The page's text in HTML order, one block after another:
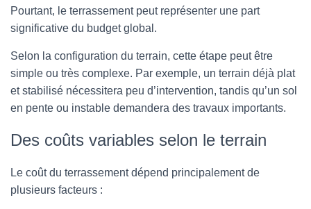
Pourtant, le terrassement peut représenter une part
significative du budget global.
Selon la configuration du terrain, cette étape peut être
simple ou très complexe. Par exemple, un terrain déjà plat
et stabilisé nécessitera peu d’intervention, tandis qu’un sol
en pente ou instable demandera des travaux importants.
Des coûts variables selon le terrain
Le coût du terrassement dépend principalement de
plusieurs facteurs :